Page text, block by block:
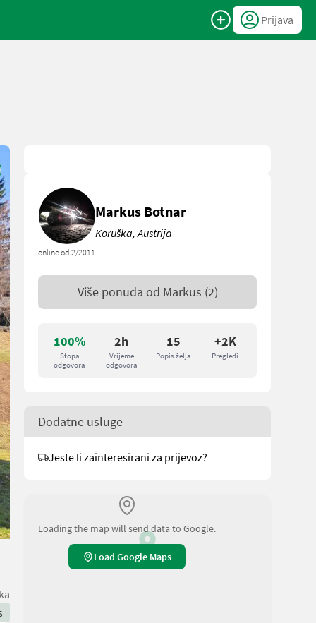
Prijava
100%
Stopa
odgovora
2h
Vrijeme
odgovora
15
Popis želja
+2K
Pregledi
online od 2/2011
Markus Botnar
Koruška, Austrija
Više ponuda od Markus (2)
Dodatne usluge
Jeste li zainteresirani za prijevoz?
Loading the map will send data to Google.
Load Google Maps